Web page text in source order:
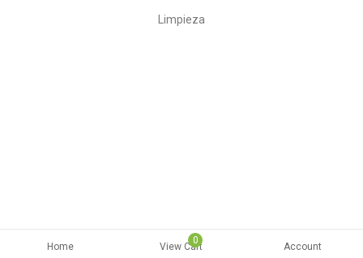
Home
0
View Cart Account
Limpieza